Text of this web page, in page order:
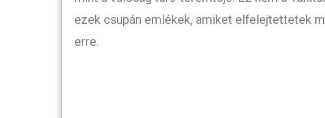
ezek csupán emlékek, amiket elfelejtettetek
erre.